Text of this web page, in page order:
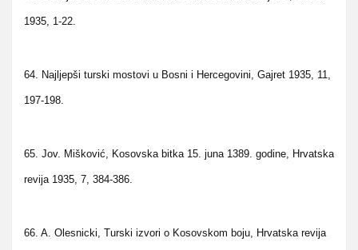
1935, 1-22.
64. Najljepši turski mostovi u Bosni i Hercegovini, Gajret 1935, 11,
197-198.
65. Jov. Mišković, Kosovska bitka 15. juna 1389. godine, Hrvatska
revija 1935, 7, 384-386.
66. A. Olesnicki, Turski izvori o Kosovskom boju, Hrvatska revija